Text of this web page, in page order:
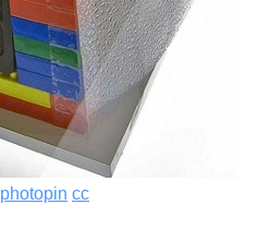
photopin cc